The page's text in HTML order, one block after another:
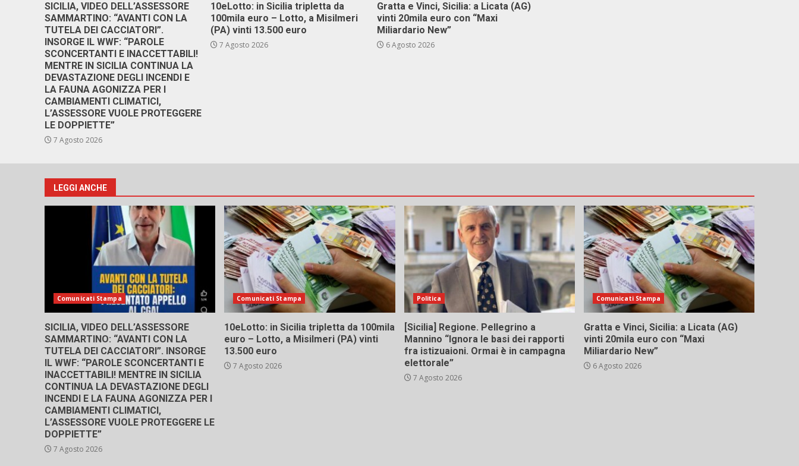
SICILIA, VIDEO DELL’ASSESSORE
SAMMARTINO: “AVANTI CON LA
TUTELA DEI CACCIATORI”.
INSORGE IL WWF: “PAROLE
SCONCERTANTI E INACCETTABILI!
MENTRE IN SICILIA CONTINUA LA
DEVASTAZIONE DEGLI INCENDI E
LA FAUNA AGONIZZA PER I
CAMBIAMENTI CLIMATICI,
L’ASSESSORE VUOLE PROTEGGERE
LE DOPPIETTE”
7 Agosto 2026
10eLotto: in Sicilia tripletta da
100mila euro – Lotto, a Misilmeri
(PA) vinti 13.500 euro
7 Agosto 2026
Gratta e Vinci, Sicilia: a Licata (AG)
vinti 20mila euro con “Maxi
Miliardario New”
6 Agosto 2026
LEGGI ANCHE
Comunicati Stampa
SICILIA, VIDEO DELL’ASSESSORE
SAMMARTINO: “AVANTI CON LA
TUTELA DEI CACCIATORI”. INSORGE
IL WWF: “PAROLE SCONCERTANTI E
INACCETTABILI! MENTRE IN SICILIA
CONTINUA LA DEVASTAZIONE DEGLI
INCENDI E LA FAUNA AGONIZZA PER I
CAMBIAMENTI CLIMATICI,
L’ASSESSORE VUOLE PROTEGGERE LE
DOPPIETTE”
7 Agosto 2026
Comunicati Stampa
10eLotto: in Sicilia tripletta da 100mila
euro – Lotto, a Misilmeri (PA) vinti
13.500 euro
7 Agosto 2026
Politica
[Sicilia] Regione. Pellegrino a
Mannino “Ignora le basi dei rapporti
fra istizuaioni. Ormai è in campagna
elettorale”
7 Agosto 2026
Comunicati Stampa
Gratta e Vinci, Sicilia: a Licata (AG)
vinti 20mila euro con “Maxi
Miliardario New”
6 Agosto 2026